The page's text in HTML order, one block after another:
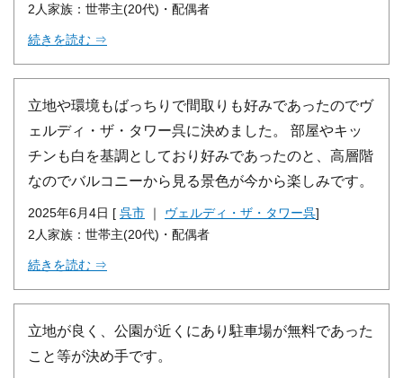
2人家族：世帯主(20代)・配偶者
続きを読む ⇒
立地や環境もばっちりで間取りも好みであったのでヴ
ェルディ・ザ・タワー呉に決めました。 部屋やキッ
チンも白を基調としており好みであったのと、高層階
なのでバルコニーから見る景色が今から楽しみです。
2025年6月4日 [ 呉市 ｜ ヴェルディ・ザ・タワー呉]
2人家族：世帯主(20代)・配偶者
続きを読む ⇒
立地が良く、公園が近くにあり駐車場が無料であった
こと等が決め手です。